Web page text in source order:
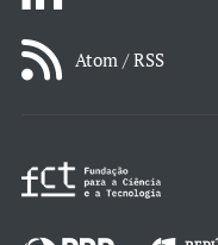
Atom / RSS